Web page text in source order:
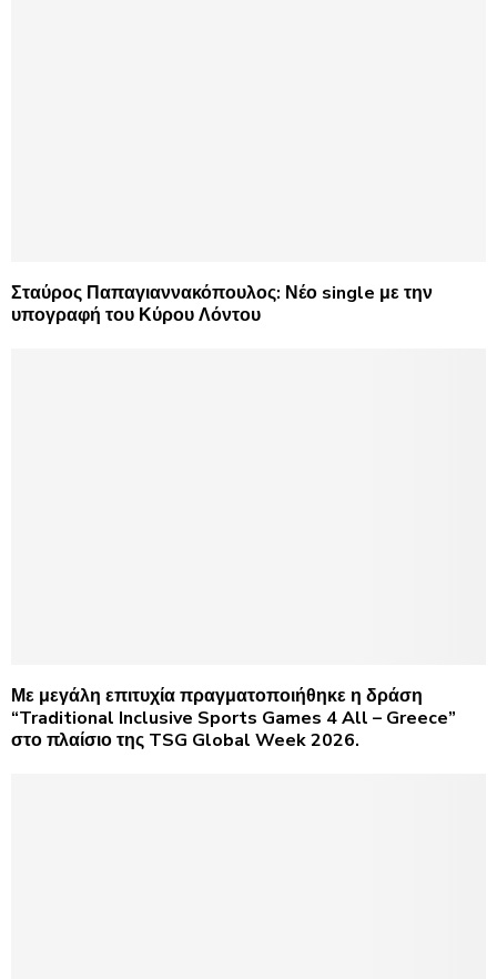
Σταύρος Παπαγιαννακόπουλος: Νέο single με την
υπογραφή του Κύρου Λόντου
Με μεγάλη επιτυχία πραγματοποιήθηκε η δράση
“Traditional Inclusive Sports Games 4 All – Greece”
στο πλαίσιο της TSG Global Week 2026.